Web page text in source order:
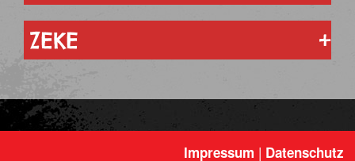
ZEKE
Impressum | Datenschutz